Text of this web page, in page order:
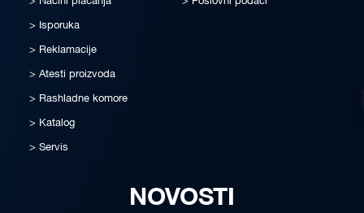
Načini plaćanja
Isporuka
Reklamacije
Atesti proizvoda
Rashladne komore
Katalog
Servis
Poslovni podaci
NOVOSTI